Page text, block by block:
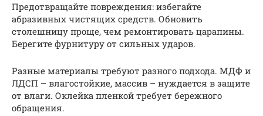
Предотвращайте повреждения: избегайте
абразивных чистящих средств. Обновить
столешницу проще, чем ремонтировать царапины.
Берегите фурнитуру от сильных ударов.
Разные материалы требуют разного подхода. МДФ и
ЛДСП – влагостойкие, массив – нуждается в защите
от влаги. Оклейка пленкой требует бережного
обращения.